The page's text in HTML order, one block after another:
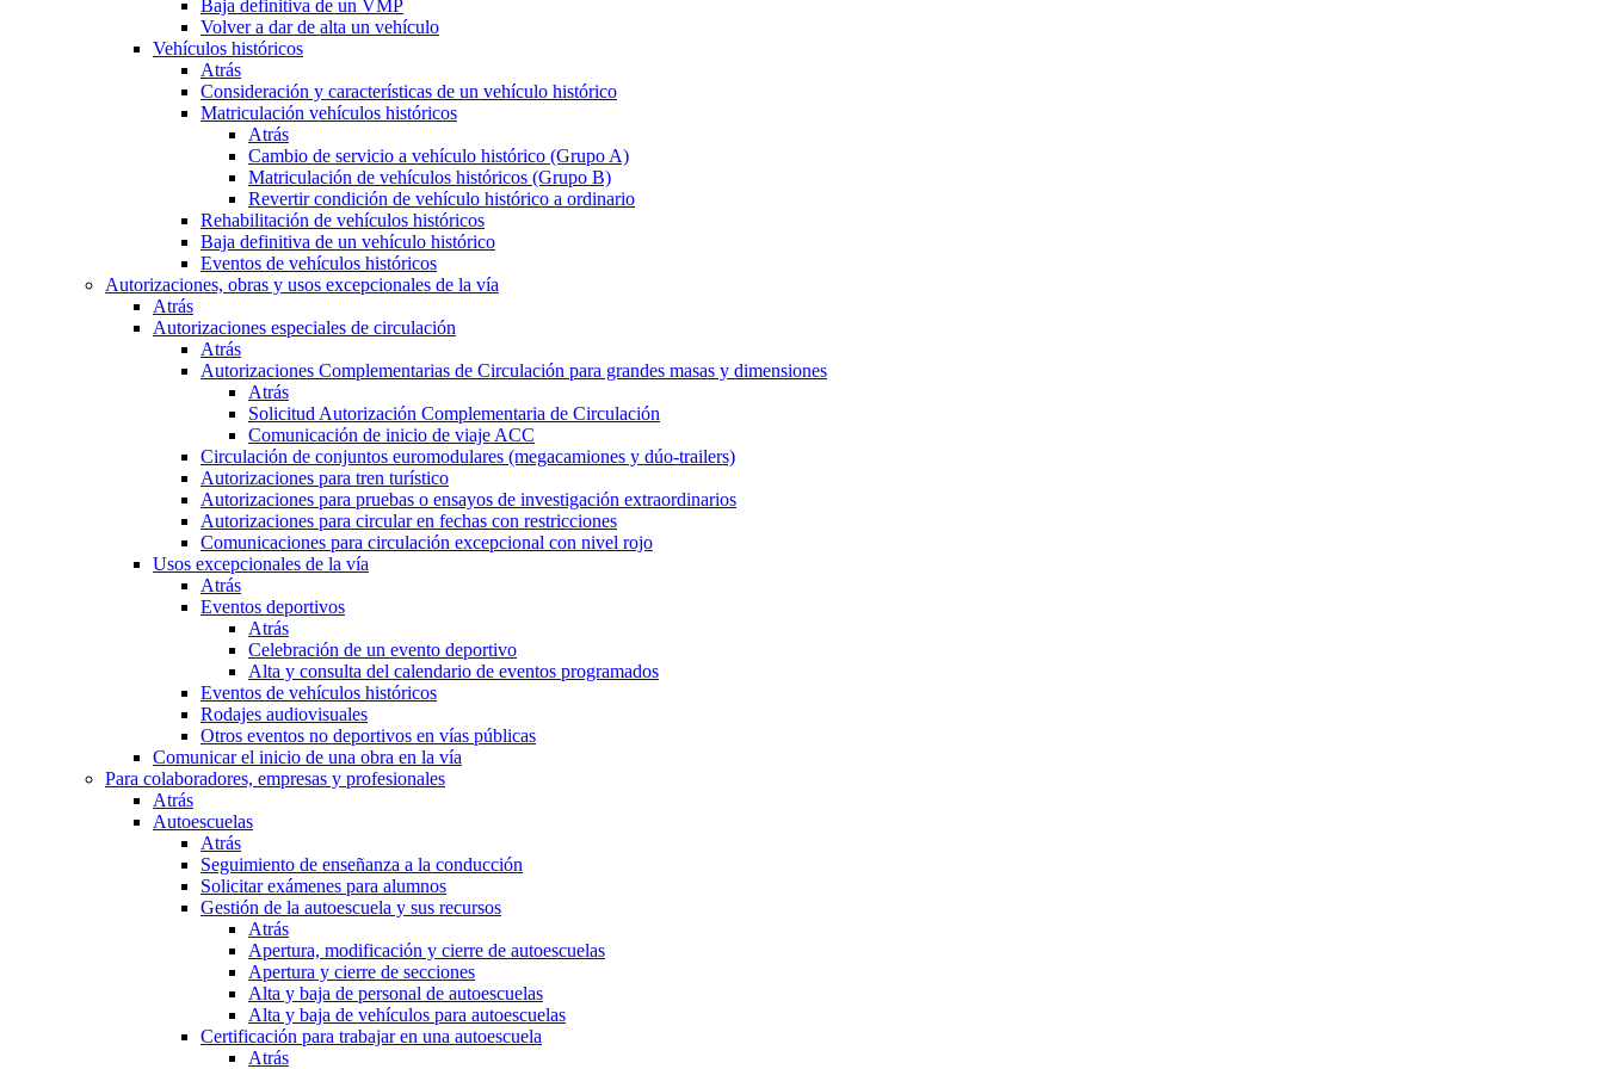
Baja definitiva de un VMP
Volver a dar de alta un vehículo
Vehículos históricos
Atrás
Consideración y características de un vehículo histórico
Matriculación vehículos históricos
Atrás
Cambio de servicio a vehículo histórico (Grupo A)
Matriculación de vehículos históricos (Grupo B)
Revertir condición de vehículo histórico a ordinario
Rehabilitación de vehículos históricos
Baja definitiva de un vehículo histórico
Eventos de vehículos históricos
Autorizaciones, obras y usos excepcionales de la vía
Atrás
Autorizaciones especiales de circulación
Atrás
Autorizaciones Complementarias de Circulación para grandes masas y dimensiones
Atrás
Solicitud Autorización Complementaria de Circulación
Comunicación de inicio de viaje ACC
Circulación de conjuntos euromodulares (megacamiones y dúo-trailers)
Autorizaciones para tren turístico
Autorizaciones para pruebas o ensayos de investigación extraordinarios
Autorizaciones para circular en fechas con restricciones
Comunicaciones para circulación excepcional con nivel rojo
Usos excepcionales de la vía
Atrás
Eventos deportivos
Atrás
Celebración de un evento deportivo
Alta y consulta del calendario de eventos programados
Eventos de vehículos históricos
Rodajes audiovisuales
Otros eventos no deportivos en vías públicas
Comunicar el inicio de una obra en la vía
Para colaboradores, empresas y profesionales
Atrás
Autoescuelas
Atrás
Seguimiento de enseñanza a la conducción
Solicitar exámenes para alumnos
Gestión de la autoescuela y sus recursos
Atrás
Apertura, modificación y cierre de autoescuelas
Apertura y cierre de secciones
Alta y baja de personal de autoescuelas
Alta y baja de vehículos para autoescuelas
Certificación para trabajar en una autoescuela
Atrás